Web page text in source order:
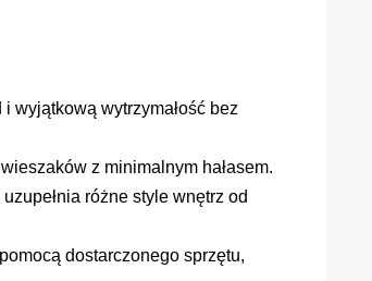
wyjątkową wytrzymałość bez
z minimalnym hałasem.
różne style wnętrz od
dostarczonego sprzętu,